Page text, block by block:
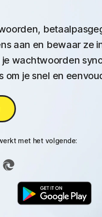
aan en bewaar ze
je wachtwoorden
om je snel en
met het volgende: